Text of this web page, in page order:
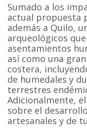
Sumado a los
actual propuesta
además a Quilo,
arqueológicos
asentamientos
así como una
costera,
de humedales y
terrestres
Adicionalmente,
sobre el
artesanales y de